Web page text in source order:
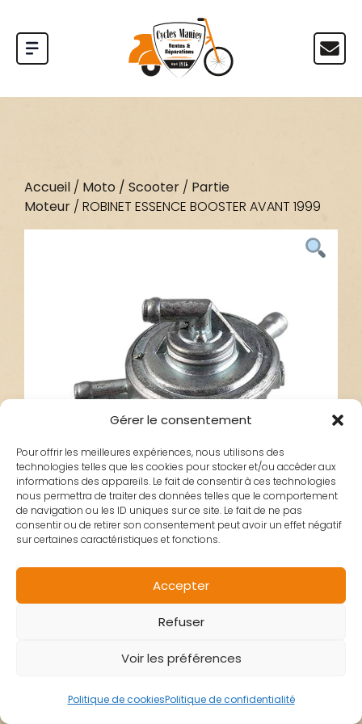
Gérer le consentement
Pour offrir les meilleures expériences, nous utilisons des
technologies telles que les cookies pour stocker et/ou accéder aux
informations des appareils. Le fait de consentir à ces technologies
nous permettra de traiter des données telles que le comportement
de navigation ou les ID uniques sur ce site. Le fait de ne pas
consentir ou de retirer son consentement peut avoir un effet négatif
sur certaines caractéristiques et fonctions.
Accepter
Refuser
Voir les préférences
Politique de cookiesPolitique de confidentialité
Accueil / Moto / Scooter / Partie
Moteur / ROBINET ESSENCE BOOSTER AVANT 1999
ROBINET ESSENCE
BOOSTER AVANT
1999